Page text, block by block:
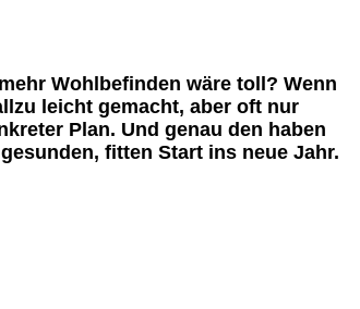
Wohlbefinden wäre toll? Wenn
leicht gemacht, aber oft nur
Plan. Und genau den haben
fitten Start ins neue Jahr.